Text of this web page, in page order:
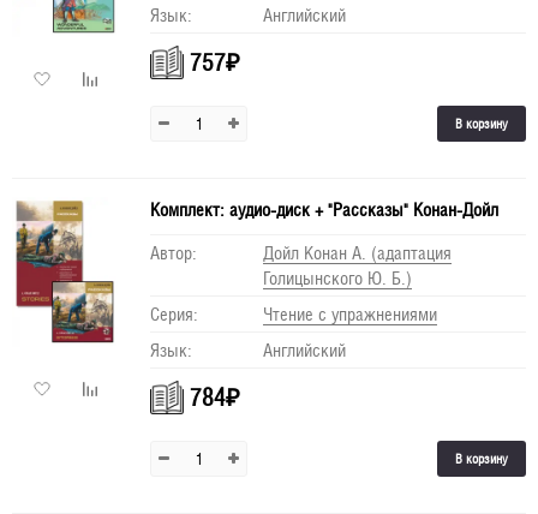
Язык: Английский
757₽
В корзину
Комплект: аудио-диск + "Рассказы" Конан-Дойл
Автор:
Дойл Конан А. (адаптация
Голицынского Ю. Б.)
Серия:
Чтение с упражнениями
Язык:
Английский
784₽
В корзину